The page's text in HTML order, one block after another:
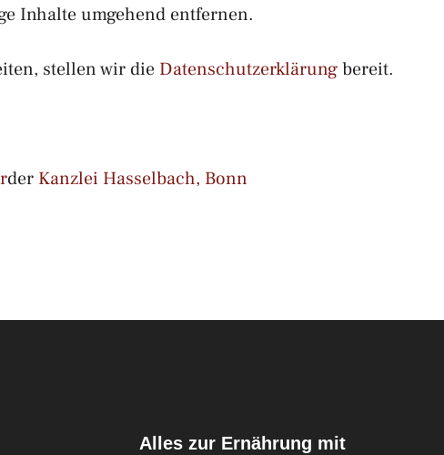
Inhalte umgehend entfernen.
stellen wir die Datenschutzerklärungbereit.
der Kanzlei Hasselbach, Bonn
Alles zur Ernährung mit